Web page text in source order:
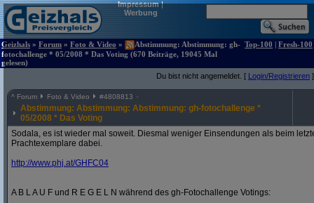
Impressum|
Werbung
Geizhals » Forum » Foto & Video »
Abstimmung: Abstimmung: gh-
fotochallenge * 05/2008 * Das Voting (670 Beiträge, 19045 Mal
gelesen)
Top-100 | Fresh-100
Du bist nicht angemeldet. [ Login/Registrieren ]
^ Forum Foto & Video #4808813
Abstimmung: Abstimmung: Abstimmung: gh-fotochallenge *
05/2008 * Das Voting
Sodala, es ist wieder mal soweit. Diesmal weniger Einsendungen als beim
Prachtexemplare dabei.
http://www.phj.at/GHFC04
A B L A U F und R E G E L N während des gh-Fotochallenge Votings: